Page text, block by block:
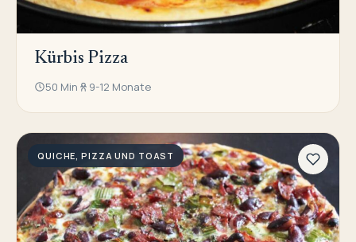
Kürbis Pizza
50 Min 9-12 Monate
QUICHE, PIZZA UND TOAST